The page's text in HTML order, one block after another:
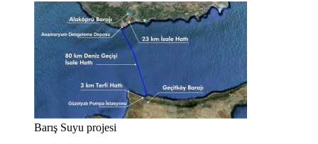
Barış Suyu projesi